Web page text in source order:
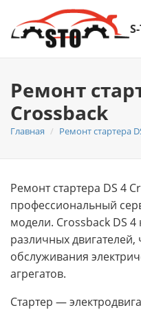
Ремонт
Crossback
Главная Ремонт стартера
Ремонт стартера DS 4
профессиональный
модели. Crossback DS 4
различных
обслуживания
агрегатов.
Стартер —